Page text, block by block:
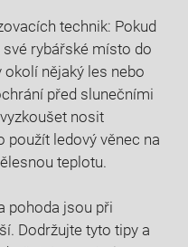
technik: Pokud​
rybářské⁤ místo‍ do
okolí nějaký les ‍nebo‍
před slunečními
nosit
použít ledový věnec na
teplotu.
pohoda ​jsou při
Dodržujte ⁣tyto tipy a